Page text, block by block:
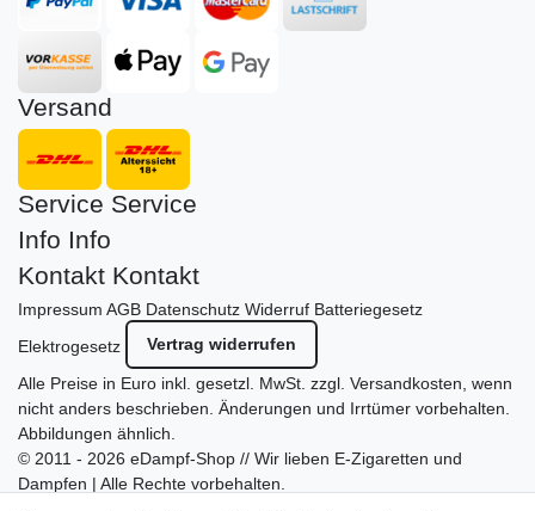
Versand
Service Service
Info Info
Kontakt Kontakt
Impressum AGB Datenschutz Widerruf Batteriegesetz
Elektrogesetz
Vertrag widerrufen
Alle Preise in Euro inkl. gesetzl. MwSt. zzgl. Versandkosten, wenn
nicht anders beschrieben. Änderungen und Irrtümer vorbehalten.
Abbildungen ähnlich.
© 2011 - 2026 eDampf-Shop // Wir lieben E-Zigaretten und
Dampfen | Alle Rechte vorbehalten.